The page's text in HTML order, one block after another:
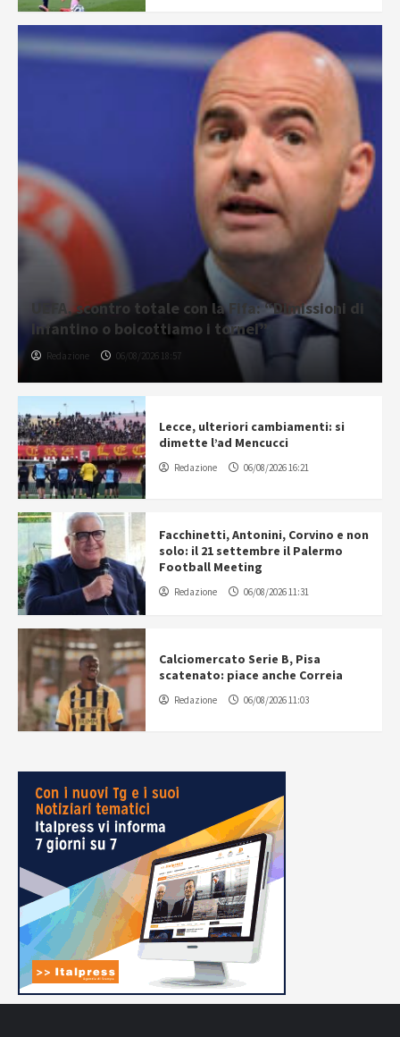
UEFA, scontro totale con la Fifa: “Dimissioni di
Infantino o boicottiamo i tornei”
Redazione 06/08/2026 18:57
Lecce, ulteriori cambiamenti: si
dimette l’ad Mencucci
Redazione 06/08/2026 16:21
Facchinetti, Antonini, Corvino e non
solo: il 21 settembre il Palermo
Football Meeting
Redazione 06/08/2026 11:31
Calciomercato Serie B, Pisa
scatenato: piace anche Correia
Redazione 06/08/2026 11:03